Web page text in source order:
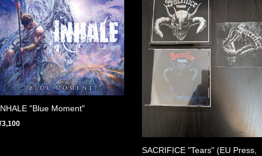
"Blue Moment"
SACRIFICE "Tears" (EU Press,